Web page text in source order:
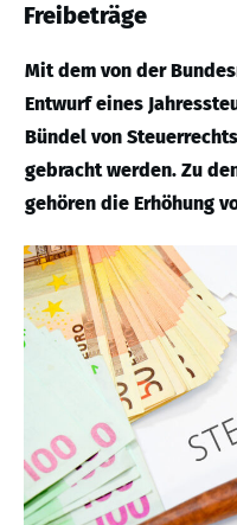
Freibeträge
Mit dem von der
Entwurf eines
Bündel von
gebracht werden. Zu
gehören die Erhöhung